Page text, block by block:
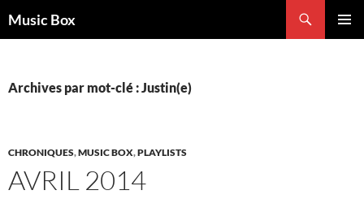
auMusic Box
Archives par mot-clé : Justin(e)
CHRONIQUES,MUSIC BOX,PLAYLISTS
AVRIL 2014